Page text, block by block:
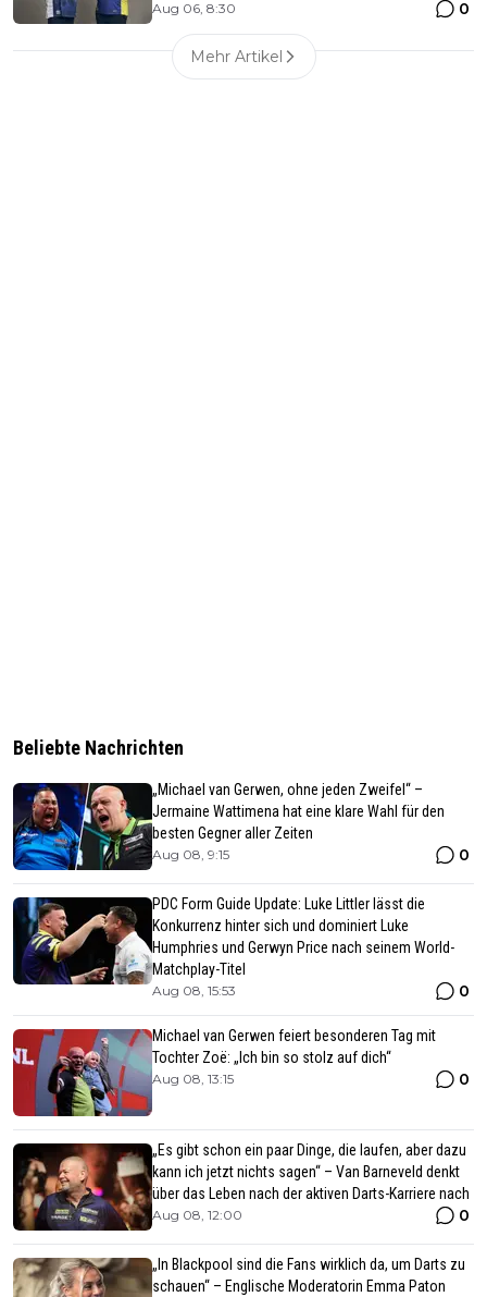
Aug 06, 8:30 0
Mehr Artikel
Beliebte Nachrichten
„Michael van Gerwen, ohne jeden Zweifel“ –
Jermaine Wattimena hat eine klare Wahl für den
besten Gegner aller Zeiten
Aug 08, 9:15 0
PDC Form Guide Update: Luke Littler lässt die
Konkurrenz hinter sich und dominiert Luke
Humphries und Gerwyn Price nach seinem World-
Matchplay-Titel
Aug 08, 15:53 0
Michael van Gerwen feiert besonderen Tag mit
Tochter Zoë: „Ich bin so stolz auf dich“
Aug 08, 13:15 0
„Es gibt schon ein paar Dinge, die laufen, aber dazu
kann ich jetzt nichts sagen“ – Van Barneveld denkt
über das Leben nach der aktiven Darts-Karriere nach
Aug 08, 12:00 0
„In Blackpool sind die Fans wirklich da, um Darts zu
schauen“ – Englische Moderatorin Emma Paton